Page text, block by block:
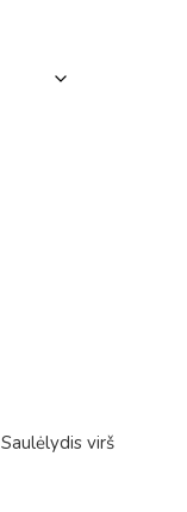
Saulėlydis virš